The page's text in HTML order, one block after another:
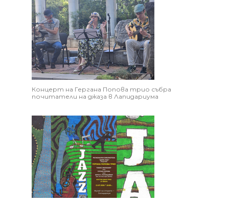
Концерт на Гергана Попова трио събра
почитатели на джаза в Лапидариума